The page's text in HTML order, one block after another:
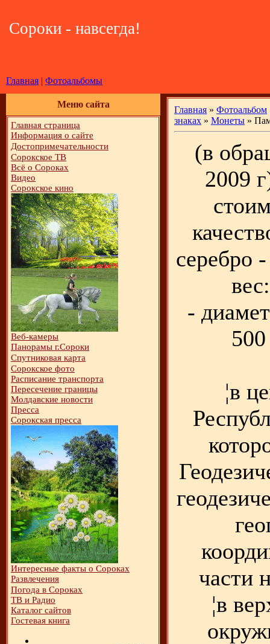
Сороки - навсегда!
Главная | Фотоальбомы
Меню сайта
Главная страница
Информация о сайте
Достопримечательности
Сорокское ТВ
Всё о Сороках
Видео
Сорокское кино
Веб-камеры
Панорамы г.Сороки
Спутниковая карта
Сорокское фото
Расписание транспорта
Пересечение границы
Молдавские новости
Пресса
Сорокская пресса
Интересные факты о Сороках
Развлечения
Погода в Сороках
ТВ и Радио
Каталог сайтов
Гостевая книга
Главная » Фотоальбом
знаках » Монеты »
(в
2009
серебро
-
¦в
части
¦в